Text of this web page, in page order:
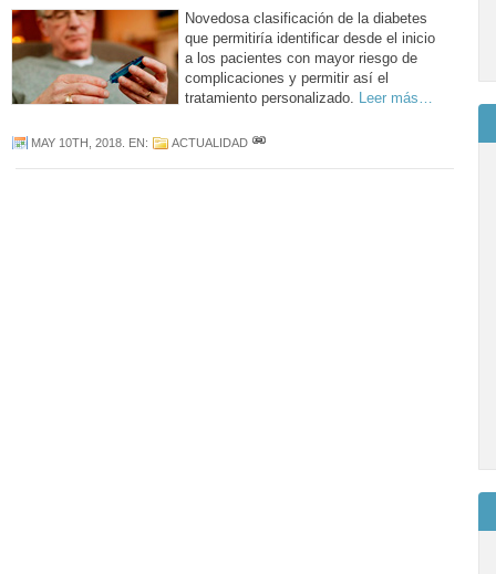
Novedosa clasificación de la diabetes
que permitiría identificar desde el inicio
a los pacientes con mayor riesgo de
complicaciones y permitir así el
tratamiento personalizado. Leer más…
MAY 10TH, 2018 . EN: ACTUALIDAD